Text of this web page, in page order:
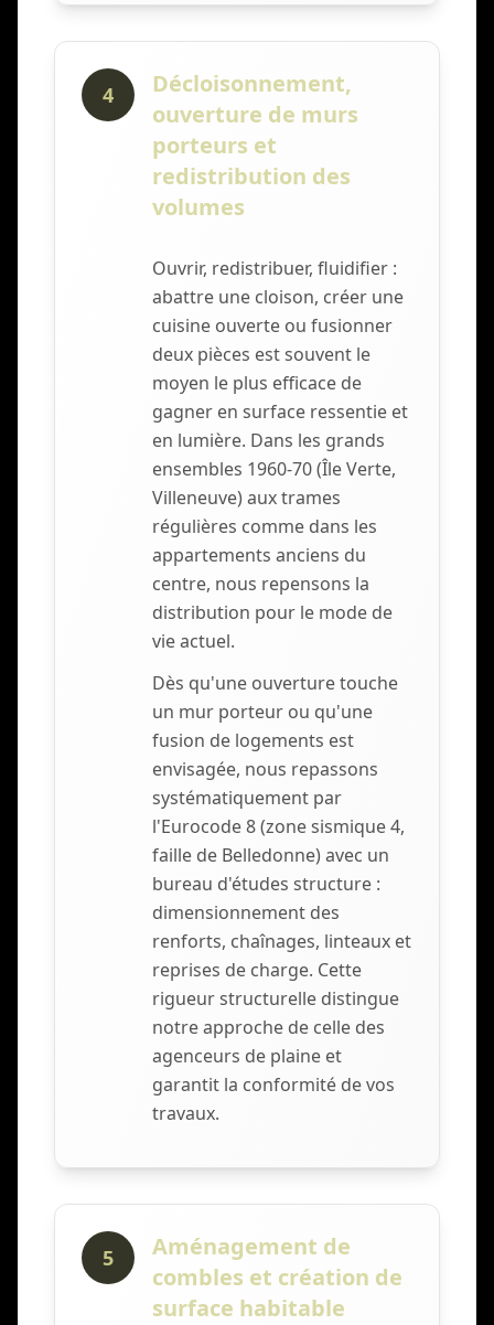
4
Décloisonnement,
ouverture de murs
porteurs et
redistribution des
volumes
Ouvrir, redistribuer, fluidifier :
abattre une cloison, créer une
cuisine ouverte ou fusionner
deux pièces est souvent le
moyen le plus efficace de
gagner en surface ressentie et
en lumière. Dans les grands
ensembles 1960-70 (Île Verte,
Villeneuve) aux trames
régulières comme dans les
appartements anciens du
centre, nous repensons la
distribution pour le mode de
vie actuel.
Dès qu'une ouverture touche
un mur porteur ou qu'une
fusion de logements est
envisagée, nous repassons
systématiquement par
l'Eurocode 8 (zone sismique 4,
faille de Belledonne) avec un
bureau d'études structure :
dimensionnement des
renforts, chaînages, linteaux et
reprises de charge. Cette
rigueur structurelle distingue
notre approche de celle des
agenceurs de plaine et
garantit la conformité de vos
travaux.
5
Aménagement de
combles et création de
surface habitable